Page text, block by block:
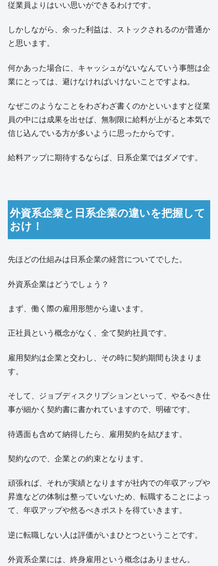
従業員よりはいい思いができるわけです。
しかしながら、余った利益は、ストックされるのが普通か
と思います。
何かあった場合に、キャッシュがないなんていう事態は企
業にとっては、避けなければいけないことですよね。
なぜこのようなことをわざわざ書くのかといいますと従業
員の中には成果を出せば、無制限に給料が上がると本気で
信じ込んでいる方が多いように思ったからです。
給料アップに期待するならば、日系企業ではダメです。
外資系企業と日系企業の違いを把握して
おけ！
先ほどの仕組みは日系企業の経営についてでした。
外資系企業はどうでしょう？
まず、働く際の雇用形態から違います。
正社員という概念がなく、全て契約社員です。
雇用契約は企業と交わし、その時に契約期間も決まりま
す。
そして、ジョブディスクリプションといって、やるべき仕
事が細かく契約書に書かれていますので、明確です。
待遇面も含めて納得したら、雇用契約を結びます。
契約なので、企業との約束となります。
頑張れば、それが実績となりますが社内での年収アップや
昇進などの体制は整っていないため、転職することによっ
て、年収アップや然るべきポストを得ていきます。
逆に転職しない人は評価がいまひとつということです。
外資系企業には、終身雇用という概念はありません。